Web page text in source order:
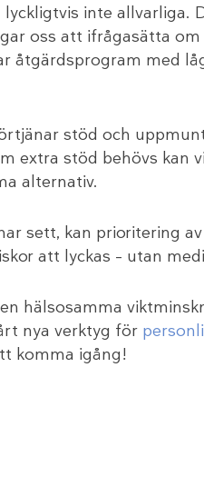
inte allvarliga.
oss att ifrågasätta
åtgärdsprogram med
stöd och
extra stöd behövs kan
alternativ.
sett, kan prioritering
att lyckas – utan
hälsosamma
nya verktyg för
komma igång!